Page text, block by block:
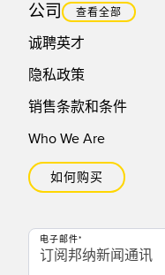
公司 查看全部
诚聘英才
隐私政策
销售条款和条件
Who We Are
如何购买
电子邮件